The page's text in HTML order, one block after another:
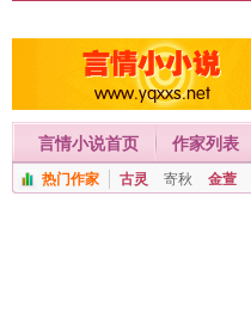
言情小说首页 作家列表
热门作家 古灵 寄秋 金萱